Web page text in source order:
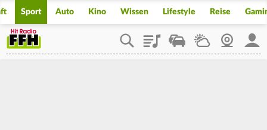
Sport Auto Kino Wissen Lifestyle Reise
PlaylistStaupilotWetterWebcam